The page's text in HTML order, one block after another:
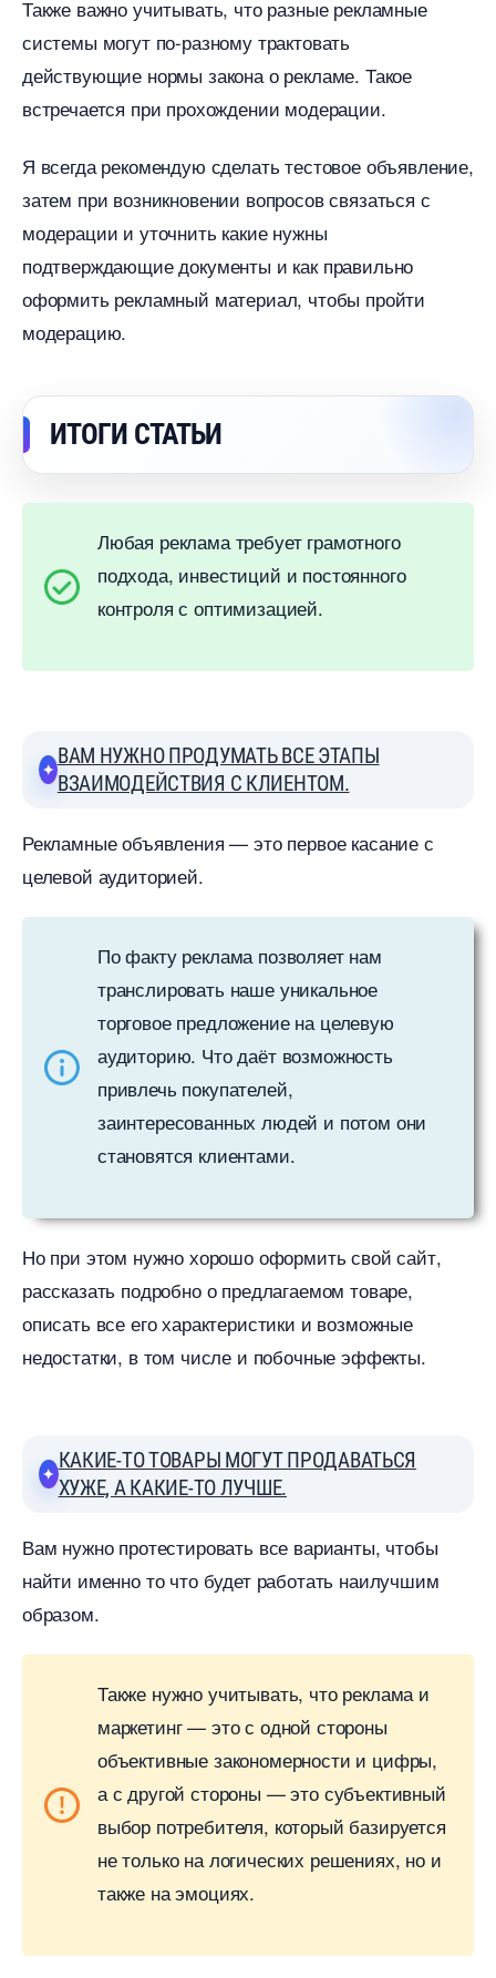
Также важно учитывать, что разные рекламные
системы могут по-разному трактовать
действующие нормы закона о рекламе. Такое
стречается при прохождении модерации.
Я всегда рекомендую сделать тестовое объявление,
затем при возникновении вопросов связаться с
модерации и уточнить какие нужны
подтверждающие документы и как правильно
оформить рекламный материал, чтобы пройти
модерацию.
ИТОГИ СТАТЬИ
Любая реклама требует грамотного
подхода, инвестиций и постоянного
контроля с оптимизацией.
АМ НУЖНО ПРОДУМАТЬ ВСЕ ЭТАПЫ
ЗАИМОДЕЙСТВИЯ С КЛИЕНТОМ.
Рекламные объявления — это первое касание с
целевой аудиторией.
По факту реклама позволяет нам
транслировать наше уникальное
торговое предложение на целевую
аудиторию. Что даёт возможность
привлечь покупателей,
заинтересованных людей и потом они
становятся клиентами.
Но при этом нужно хорошо оформить свой сайт,
рассказать подробно о предлагаемом товаре,
описать все его характеристики и возможные
недостатки, в том числе и побочные эффекты.
КАКИЕ-ТО ТОВАРЫ МОГУТ ПРОДАВАТЬСЯ
ХУЖЕ, А КАКИЕ-ТО ЛУЧШЕ.
ам нужно протестировать все варианты, чтобы
найти именно то что будет работать наилучшим
образом.
Также нужно учитывать, что реклама и
маркетинг — это с одной стороны
объективные закономерности и цифры,
а с другой стороны — это субъективный
ыбор потребителя, который базируется
не только на логических решениях, но и
также на эмоциях.